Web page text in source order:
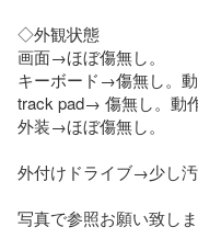
◇外観状態
画面→ほぼ傷無し。
キーボード→傷無し。
track pad→ 傷無し。動
外装→ほぼ傷無し。
外付けドライブ→少し汚
写真で参照お願い致しま